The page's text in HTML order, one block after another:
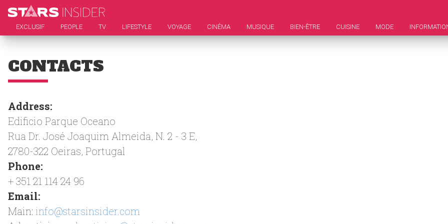
EXCLUSIF PEOPLE TV LIFESTYLE VOYAGE CINÉMA MUSIQUE BIEN-ÊTRE CUISINE MODE
CONTACTS
Address:
Edificio Parque Oceano
Rua Dr. José Joaquim Almeida, N. 2 - 3 E,
2780-322 Oeiras, Portugal
Phone:
+ 351 21 114 24 96
Email:
Main: info@starsinsider.com